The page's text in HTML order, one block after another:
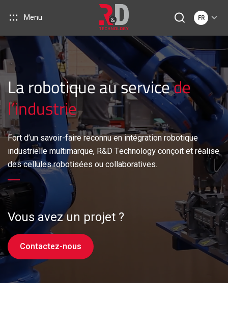
Menu FR
La robotique au servicede
l’industrie
Fort d’un savoir-faire reconnu en intégration robotique
industrielle multimarque, R&D Technology conçoit et réalise
des cellules robotisées ou collaboratives.
Vous avez un projet ?
Contactez-nous